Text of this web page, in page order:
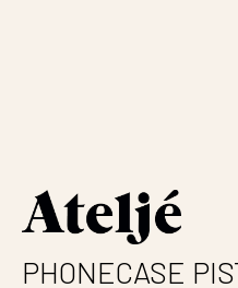
PHONECASE